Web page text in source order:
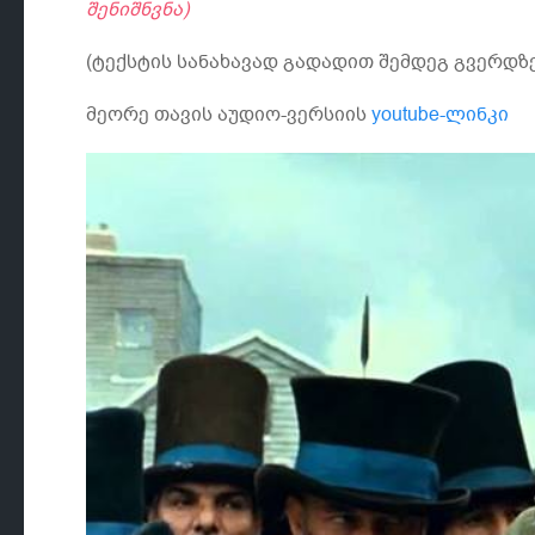
შენიშნვნა)
(ტექსტის სანახავად გადადით შემდეგ
მეორე თავის აუდიო-ვერსიისyoutube-ლინკი